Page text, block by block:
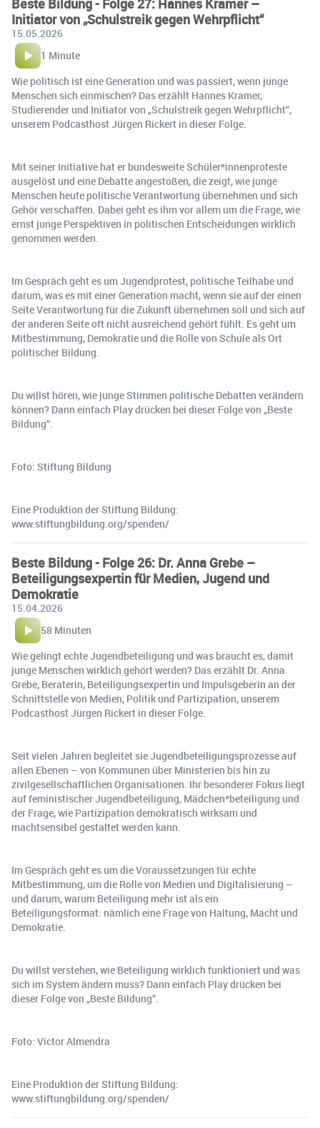
Beste Bildung - Folge 27: Hannes Kramer –
Initiator von „Schulstreik gegen Wehrpflicht“
15.05.2026
1 Minute
Wie politisch ist eine Generation und was passiert, wenn junge
Menschen sich einmischen? Das erzählt Hannes Kramer,
Studierender und Initiator von „Schulstreik gegen Wehrpflicht“,
unserem Podcasthost Jürgen Rickert in dieser Folge.
Mit seiner Initiative hat er bundesweite Schüler*innenproteste
ausgelöst und eine Debatte angestoßen, die zeigt, wie junge
Menschen heute politische Verantwortung übernehmen und sich
Gehör verschaffen. Dabei geht es ihm vor allem um die Frage, wie
ernst junge Perspektiven in politischen Entscheidungen wirklich
genommen werden.
Im Gespräch geht es um Jugendprotest, politische Teilhabe und
darum, was es mit einer Generation macht, wenn sie auf der einen
Seite Verantwortung für die Zukunft übernehmen soll und sich auf
der anderen Seite oft nicht ausreichend gehört fühlt. Es geht um
Mitbestimmung, Demokratie und die Rolle von Schule als Ort
politischer Bildung.
Du willst hören, wie junge Stimmen politische Debatten verändern
können? Dann einfach Play drücken bei dieser Folge von „Beste
Bildung“.
Foto: Stiftung Bildung
Eine Produktion der Stiftung Bildung:
www.stiftungbildung.org/spenden/
Beste Bildung - Folge 26: Dr. Anna Grebe –
Beteiligungsexpertin für Medien, Jugend und
Demokratie
15.04.2026
58 Minuten
Wie gelingt echte Jugendbeteiligung und was braucht es, damit
junge Menschen wirklich gehört werden? Das erzählt Dr. Anna
Grebe, Beraterin, Beteiligungsexpertin und Impulsgeberin an der
Schnittstelle von Medien, Politik und Partizipation, unserem
Podcasthost Jürgen Rickert in dieser Folge.
Seit vielen Jahren begleitet sie Jugendbeteiligungsprozesse auf
allen Ebenen – von Kommunen über Ministerien bis hin zu
zivilgesellschaftlichen Organisationen. Ihr besonderer Fokus liegt
auf feministischer Jugendbeteiligung, Mädchen*beteiligung und
der Frage, wie Partizipation demokratisch wirksam und
machtsensibel gestaltet werden kann.
Im Gespräch geht es um die Voraussetzungen für echte
Mitbestimmung, um die Rolle von Medien und Digitalisierung –
und darum, warum Beteiligung mehr ist als ein
Beteiligungsformat: nämlich eine Frage von Haltung, Macht und
Demokratie.
Du willst verstehen, wie Beteiligung wirklich funktioniert und was
sich im System ändern muss? Dann einfach Play drücken bei
dieser Folge von „Beste Bildung“.
Foto: Victor Almendra
Eine Produktion der Stiftung Bildung:
www.stiftungbildung.org/spenden/